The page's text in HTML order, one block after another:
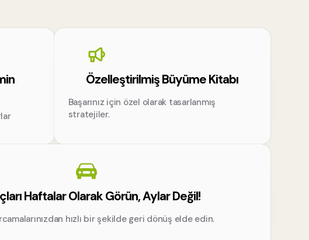
Özelleştirilmiş Büyüme Kitabı
Başarınız için özel olarak tasarlanmış
stratejiler.
Haftalar Olarak Görün, Aylar Değil!
hızlı bir şekilde geri dönüş elde edin.